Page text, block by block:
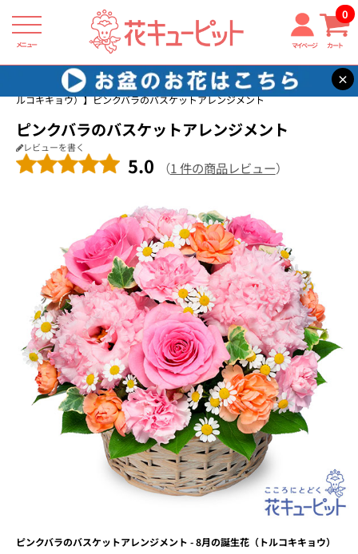
メニュー マイページ カート
0
×
花キューピット 8月の誕生花（トルコキキョウ）
【8月の誕生花（ト
ルコキキョウ）】ピンクバラのバスケットアレンジメント
ピンクバラのバスケットアレンジメント
レビューを書く
5.0 （1 件の商品レビュー）
ピンクバラのバスケットアレンジメント - 8月の誕生花（トルコキキョウ）